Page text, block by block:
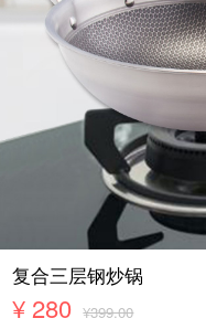
复合三层钢炒锅
¥ 280 ¥399.00